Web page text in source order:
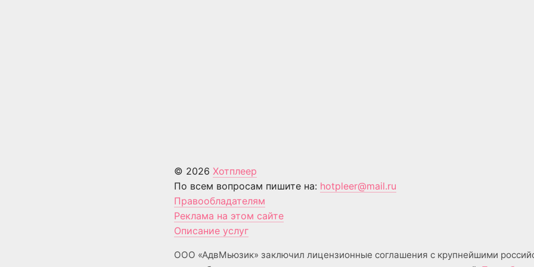
© 2026 Хотплеер
По всем вопросам пишите на: hotpleer@mail.ru
Правообладателям
Реклама на этом сайте
Описание услуг
ООО «АдвМьюзик» заключил лицензионные соглашения с крупнейшими